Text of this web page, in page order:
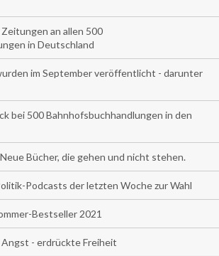
an allen 500
in Deutschland
im September veröffentlicht - darunter
bei 500 Bahnhofsbuchhandlungen in den
Bücher, die gehen und nicht stehen.
Podcasts der letzten Woche zur Wahl
Bestseller 2021
Angst - erdrückte Freiheit